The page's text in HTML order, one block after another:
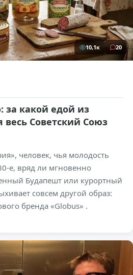
10,1к 20
за какой едой из
весь Советский Союз
человек, чья молодость
е, вряд ли мгновенно
Будапешт или курортный
совсем другой образ:
бренда «Globus» .